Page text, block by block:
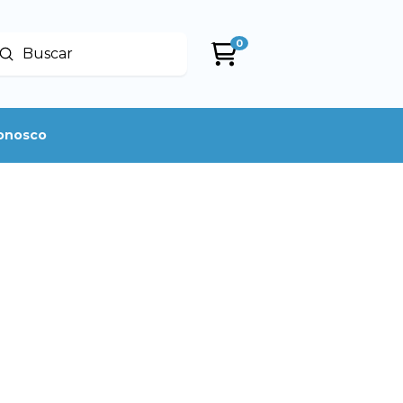
Enviar
0